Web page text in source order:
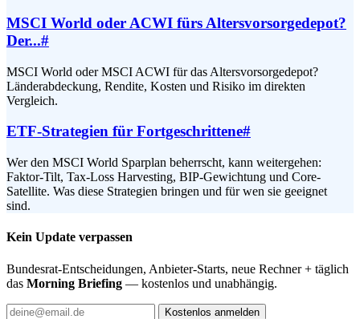
MSCI World oder ACWI fürs Altersvorsorgedepot?
Der...#
MSCI World oder MSCI ACWI für das Altersvorsorgedepot?
Länderabdeckung, Rendite, Kosten und Risiko im direkten
Vergleich.
ETF-Strategien für Fortgeschrittene#
Wer den MSCI World Sparplan beherrscht, kann weitergehen:
Faktor-Tilt, Tax-Loss Harvesting, BIP-Gewichtung und Core-
Satellite. Was diese Strategien bringen und für wen sie geeignet
sind.
Kein Update verpassen
Bundesrat-Entscheidungen, Anbieter-Starts, neue Rechner + täglich
das Morning Briefing — kostenlos und unabhängig.
Kostenlos anmelden